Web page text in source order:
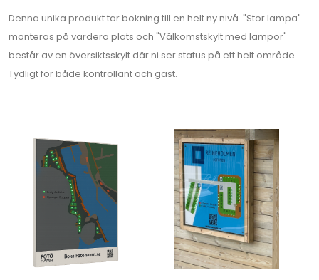
Denna unika produkt tar bokning till en helt ny nivå. "Stor lampa"
monteras på vardera plats och "Välkomstskylt med lampor"
består av en översiktsskylt där ni ser status på ett helt område.
Tydligt för både kontrollant och gäst.